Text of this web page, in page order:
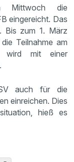
Mittwoch die
eingereicht. Das
Bis zum 1. März
Teilnahme am
wird mit einer
auch für die
einreichen. Dies
hieß es